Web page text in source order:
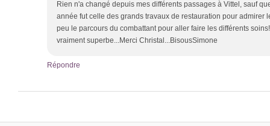
Rien n'a changé depuis mes différents passages à Vittel, sauf
année fut celle des grands travaux de restauration pour admirer
peu le parcours du combattant pour aller faire les différents
vraiment superbe...Merci Christal...BisousSimone
Répondre